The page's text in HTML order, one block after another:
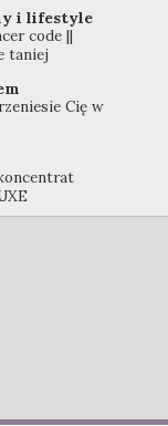
i lifestyle
code ||
taniej
Cię w